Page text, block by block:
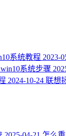
系统教程 2023-
系统步骤
2024-10-24 联想